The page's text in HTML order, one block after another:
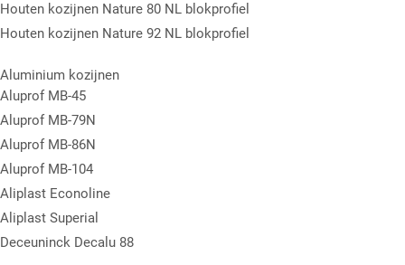
Houten kozijnen Nature 80 NL blokprofiel
Houten kozijnen Nature 92 NL blokprofiel
Aluminium kozijnen
Aluprof MB-45
Aluprof MB-79N
Aluprof MB-86N
Aluprof MB-104
Aliplast Econoline
Aliplast Superial
Deceuninck Decalu 88